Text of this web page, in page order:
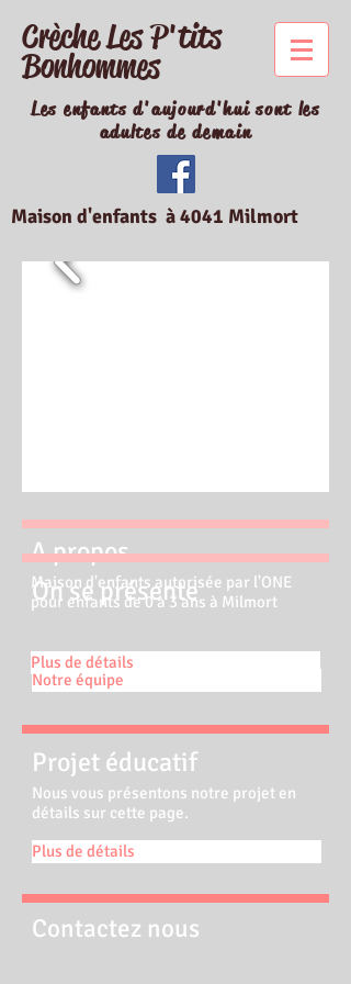
Crèche Les P'tits
Bonhommes
Les enfants d'aujourd'hui sont les
adultes de demain
Maison d'enfants à 4041 Milmort
A propos
Maison d'enfants autorisée par l'ONE
pour enfants de 0 à 3 ans à Milmort
Plus de détails
On seprésente
Notre équipe
Projet éducatif
Nous vous présentons notre projet en
détails sur cette page.
Plus de détails
Contactez nous